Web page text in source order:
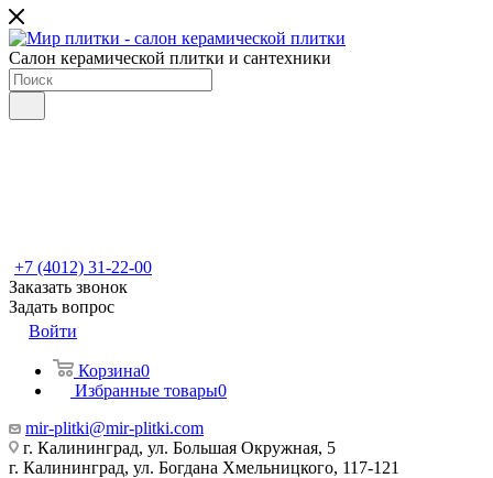
Салон керамической плитки и сантехники
+7 (4012) 31-22-00
Заказать звонок
Задать вопрос
Войти
Корзина0
Избранные товары0
mir-plitki@mir-plitki.com
г. Калининград, ул. Большая Окружная, 5
г. Калининград, ул. Богдана Хмельницкого, 117-121